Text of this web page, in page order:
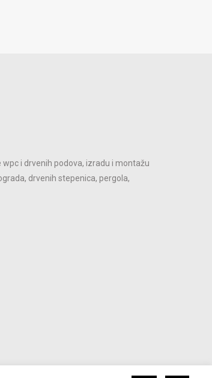
i drvenih podova, izradu i montažu
drvenih stepenica, pergola,